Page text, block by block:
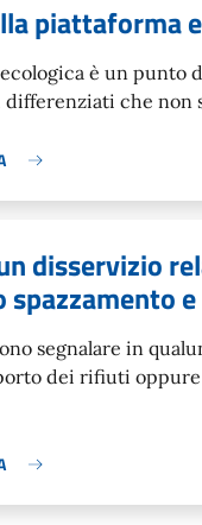
piattaforma
è un punto
che non
disservizio
segnalare in
dei rifiuti oppure